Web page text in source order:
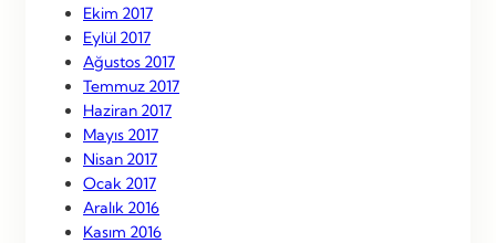
Ekim 2017
Eylül 2017
Ağustos 2017
Temmuz 2017
Haziran 2017
Mayıs 2017
Nisan 2017
Ocak 2017
Aralık 2016
Kasım 2016